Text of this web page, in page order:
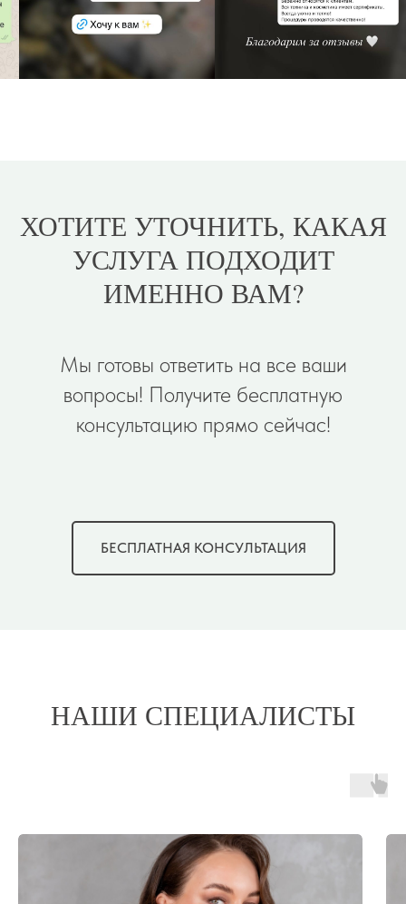
ХОТИТЕ УТОЧНИТЬ, КАКАЯ
УСЛУГА ПОДХОДИТ
ИМЕННО ВАМ?
Мы готовы ответить на все ваши
вопросы! Получите бесплатную
консультацию прямо сейчас!
БЕСПЛАТНАЯ КОНСУЛЬТАЦИЯ
НАШИ СПЕЦИАЛИСТЫ